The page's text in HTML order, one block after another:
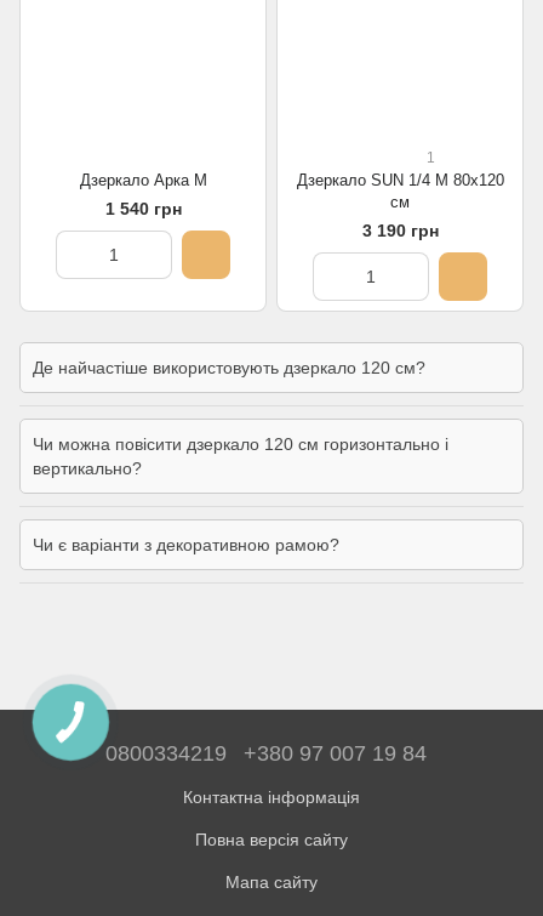
Дзеркало Арка M
1 540 грн
1
Дзеркало SUN 1/4 M 80х120
см
3 190 грн
Де найчастіше використовують дзеркало 120 см?
Чи можна повісити дзеркало 120 см горизонтально і
вертикально?
Чи є варіанти з декоративною рамою?
0800334219 +380 97 007 19 84
Контактна інформація
Повна версія сайту
Мапа сайту